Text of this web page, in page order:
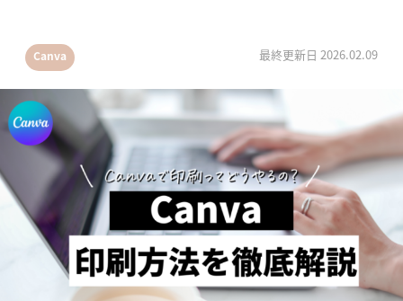
Canva 最終更新日 2026.02.09